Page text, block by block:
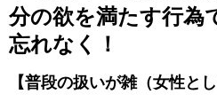
分の欲を満たす行為
忘れなく！
【普段の扱いが雑（女性と